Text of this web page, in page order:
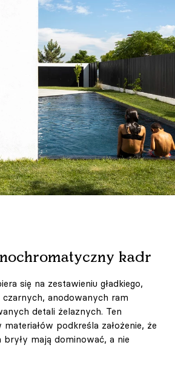
kadr
się na zestawieniu gładkiego,
anodowanych ram
detali żelaznych. Ten
podkreśla założenie, że
mają dominować, a nie